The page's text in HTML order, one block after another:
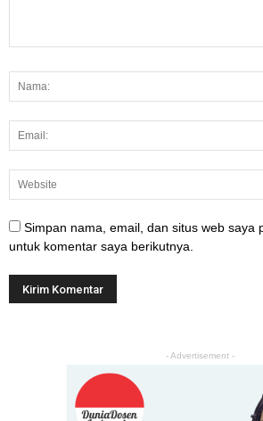
Simpan nama, email, dan situs web saya
untuk komentar saya berikutnya.
- Advertisement -